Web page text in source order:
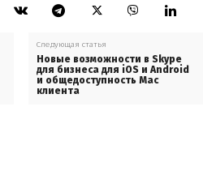
Следующая статья
Новые возможности в Skype
для бизнеса для iOS и Android
и общедоступность Mac
клиента